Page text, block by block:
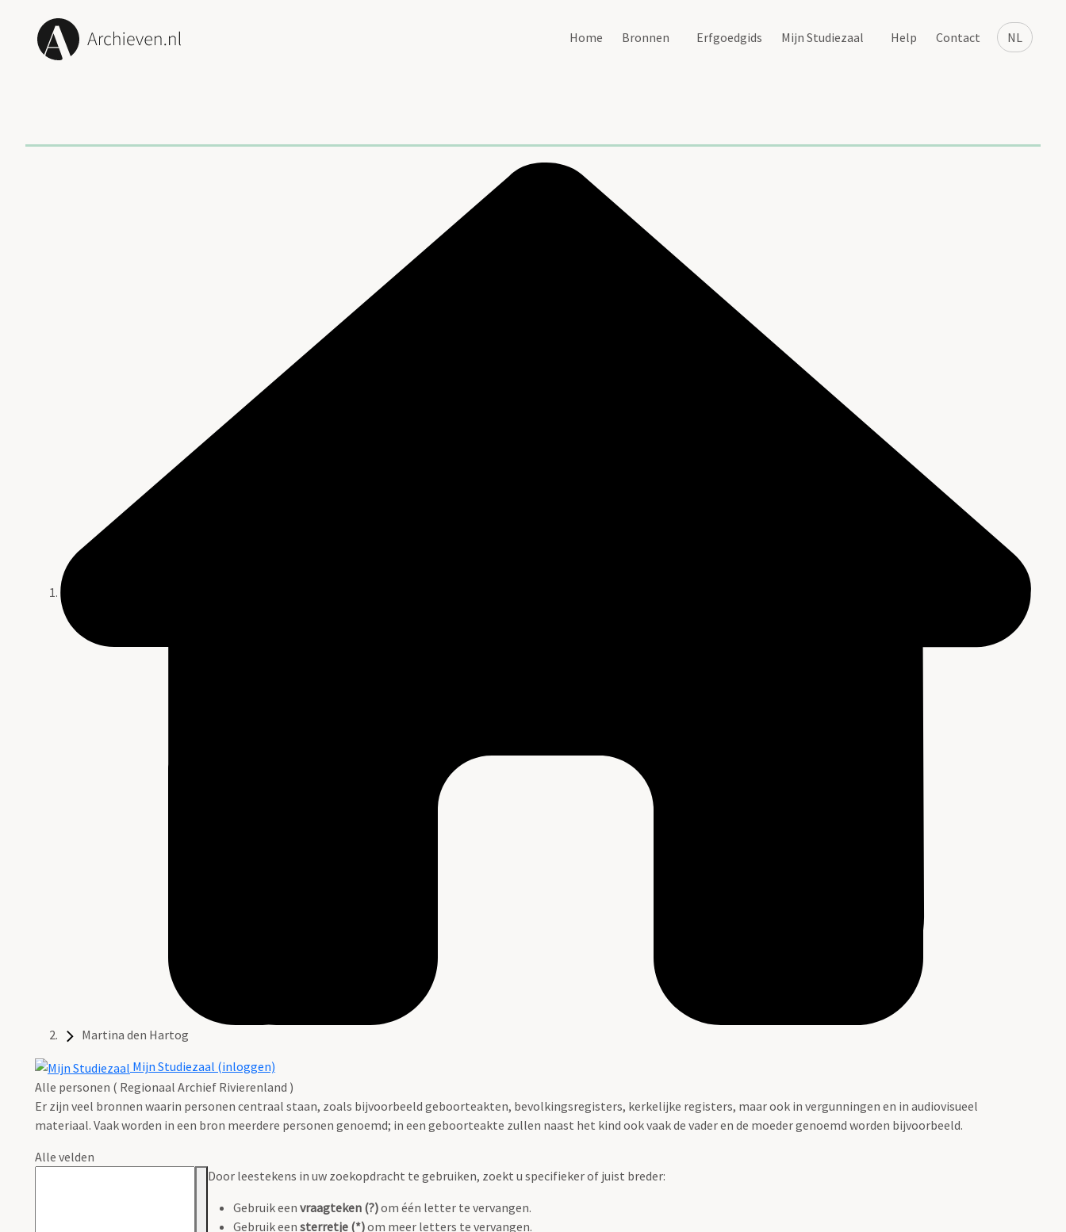
NL
Home Bronnen Erfgoedgids Mijn Studiezaal Help Contact
Martina den Hartog
Mijn Studiezaal (inloggen)
Alle personen ( Regionaal Archief Rivierenland )
Er zijn veel bronnen waarin personen centraal staan, zoals bijvoorbeeld geboorteakten, bevolkingsregisters, kerkelijke registers, maar ook in vergunningen en in audiovisueel
materiaal. Vaak worden in een bron meerdere personen genoemd; in een geboorteakte zullen naast het kind ook vaak de vader en de moeder genoemd worden bijvoorbeeld.
Alle velden
Door leestekens in uw zoekopdracht te gebruiken, zoekt u specifieker of juist breder:
Gebruik een vraagteken (?)om één letter te vervangen.
Gebruik een sterretje (*)om meer letters te vervangen.